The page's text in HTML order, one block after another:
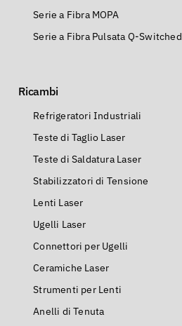
Serie a Fibra MOPA
Serie a Fibra Pulsata Q-Switched
Ricambi
Refrigeratori Industriali
Teste di Taglio Laser
Teste di Saldatura Laser
Stabilizzatori di Tensione
Lenti Laser
Ugelli Laser
Connettori per Ugelli
Ceramiche Laser
Strumenti per Lenti
Anelli di Tenuta